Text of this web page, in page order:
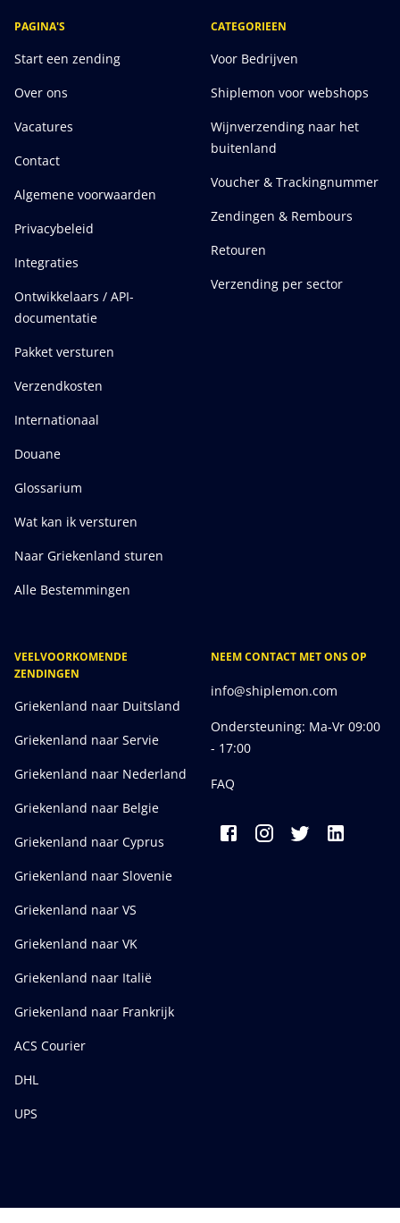
PAGINA'S
Start een zending
Over ons
Vacatures
Contact
Algemene voorwaarden
Privacybeleid
Integraties
Ontwikkelaars / API-
documentatie
Pakket versturen
Verzendkosten
Internationaal
Douane
Glossarium
Wat kan ik versturen
Naar Griekenland sturen
Alle Bestemmingen
CATEGORIEEN
Voor Bedrijven
Shiplemon voor webshops
Wijnverzending naar het
buitenland
Voucher & Trackingnummer
Zendingen & Rembours
Retouren
Verzending per sector
VEELVOORKOMENDE
ZENDINGEN
Griekenland naar Duitsland
Griekenland naar Servie
Griekenland naar Nederland
Griekenland naar Belgie
Griekenland naar Cyprus
Griekenland naar Slovenie
Griekenland naar VS
Griekenland naar VK
Griekenland naar Italië
Griekenland naar Frankrijk
ACS Courier
DHL
UPS
NEEM CONTACT MET ONS OP
info@shiplemon.com
Ondersteuning: Ma-Vr 09:00
- 17:00
FAQ